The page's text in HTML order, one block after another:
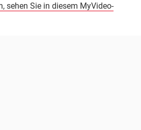
sehen Sie in diesem MyVideo-